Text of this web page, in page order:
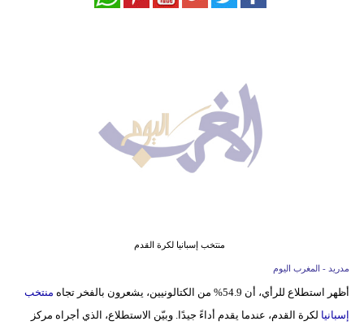
مرأة
منتخب إسبانيا لكرة القدم
مدريد - المغرب اليوم
أظهر استطلاع للرأي، أن 54.9% من الكتالونيين، يشعرون بالفخر تجاه
منتخب
إسبانيا لكرة القدم، عندما يقدم أداءً جيدًا. وبيّن الاستطلاع، الذي أجراه مركز